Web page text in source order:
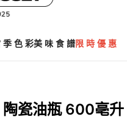
季 色 彩美 味 食 譜限 時 優 惠
陶瓷油瓶 600亳